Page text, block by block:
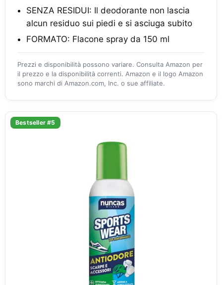
SENZA RESIDUI: Il deodorante non lascia
alcun residuo sui piedi e si asciuga subito
FORMATO: Flacone spray da 150 ml
Prezzi e disponibilità possono variare. Consulta Amazon per
il prezzo e la disponibilità correnti. Amazon e il logo Amazon
sono marchi di Amazon.com, Inc. o sue affiliate.
Bestseller #5